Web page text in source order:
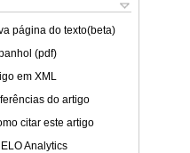
página do texto(beta)
(pdf)
em XML
do artigo
citar este artigo
Analytics